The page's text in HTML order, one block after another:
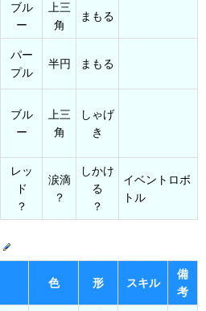
ブル
ー
上三
角
まもる
パー
プル
半円 まもる
ブル
ー
上三
角
しゃげ
き
レッ
ド
？
涙滴
？
しかけ
る
？
イベントロボ
トル
色 形 スキル
備
考